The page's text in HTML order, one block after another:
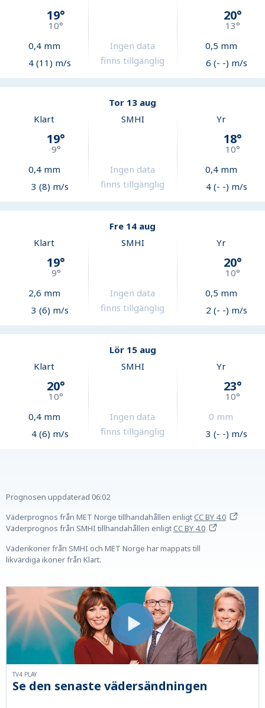
19°
10°
0,4mm
4 (11) m/s
Ingen data
finns tillgänglig
20°
13°
0,5 mm
6 (- -) m/s
Tor 13 aug
Klart
19°
9°
0,4mm
3 (8) m/s
SMHI
Ingen data
finns tillgänglig
Yr
18°
10°
0,4mm
4 (- -) m/s
Fre 14 aug
Klart
19°
9°
2,6 mm
3 (6) m/s
SMHI
Ingen data
finns tillgänglig
Yr
20°
10°
0,5 mm
2 (- -) m/s
Lör 15 aug
Klart
20°
10°
0,4mm
4 (6) m/s
SMHI
Ingen data
finns tillgänglig
Yr
23°
10°
0 mm
3 (- -) m/s
Prognosen uppdaterad 06:02
Väderprognos från MET Norge tillhandahållen enligtCC BY 4.0
Väderprognos från SMHI tillhandahållen enligtCC BY 4.0
Väderikoner från SMHI och MET Norge har mappats till
likvärdiga ikoner från Klart.
Se den senaste vädersändningen
TV4 PLAY